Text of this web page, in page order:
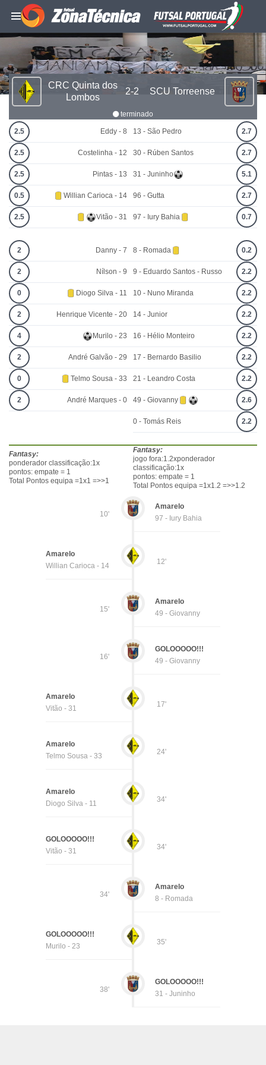
CRC Quinta dos
Lombos
2-2 SCU Torreense
terminado
2.5 Eddy - 8
2.5 Costelinha - 12
2.5 Pintas - 13
0.5 Willian Carioca - 14
2.5 Vitão - 31
13 - São Pedro 2.7
30 - Rúben Santos 2.7
31 - Juninho 5.1
96 - Gutta 2.7
97 - Iury Bahia 0.7
2 Danny - 7
2 Nílson - 9
0 Diogo Silva - 11
2 Henrique Vicente - 20
4 Murilo - 23
2 André Galvão - 29
0 Telmo Sousa - 33
2 André Marques - 0
8 - Romada 0.2
9 - Eduardo Santos - Russo 2.2
10 - Nuno Miranda 2.2
14 - Junior 2.2
16 - Hélio Monteiro 2.2
17 - Bernardo Basilio 2.2
21 - Leandro Costa 2.2
49 - Giovanny 2.6
0 - Tomás Reis 2.2
Fantasy:
ponderador classificação:1x
pontos: empate = 1
Total Pontos equipa =1x1 =>>1
Fantasy:
jogo fora:1.2xponderador
classificação:1x
pontos: empate = 1
Total Pontos equipa =1x1.2 =>>1.2
10'
Amarelo
97 - Iury Bahia
12'
Amarelo
Willian Carioca - 14
15'
Amarelo
49 - Giovanny
16'
GOLOOOOO!!!
49 - Giovanny
17'
Amarelo
Vitão - 31
24'
Amarelo
Telmo Sousa - 33
34'
Amarelo
Diogo Silva - 11
34'
GOLOOOOO!!!
Vitão - 31
34'
Amarelo
8 - Romada
35'
GOLOOOOO!!!
Murilo - 23
38'
GOLOOOOO!!!
31 - Juninho